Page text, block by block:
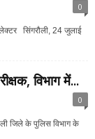
0
सिंगरौली, 24 जुलाई
विभाग में...
0
जिले के पुलिस विभाग के